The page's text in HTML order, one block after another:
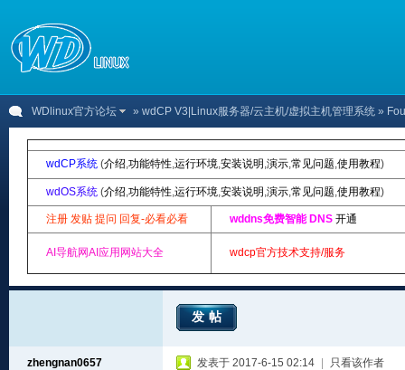
WDlinux官方论坛 » wdCP V3|Linux服务器/云主机/虚拟主机管理系统 »
wdCP系统 (介绍,功能特性,运行环境,安装说明 ,演示,常见问题,使用教程)
wdOS系统 (介绍,功能特性,运行环境,安装说明 ,演示,常见问题,使用教程)
注册 发贴 提问 回复-必看必看 wddns免费智能 DNS 开通
AI导航网AI应用网站大全 wdcp官方技术支持/服务
发帖
zhengnan0657 发表于 2017-6-15 02:14 只看该作者